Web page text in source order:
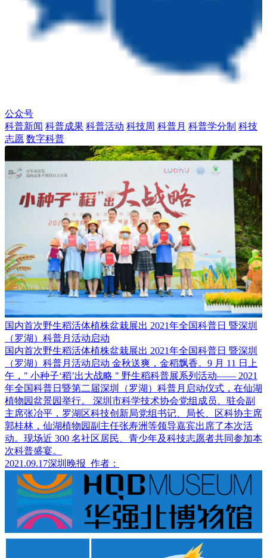
公众号
科普新闻 科普成果 科普活动 科技周 科普月 科普学分制 科技
志愿 数字科普
国内首次野生稻活体植株盆栽展出 2021年全国科普日 暨深圳
（罗湖）科普月活动启动
国内首次野生稻活体植株盆栽展出 2021年全国科普日 暨深圳
（罗湖）科普月活动启动 金秋送爽，金稻飘香。9 月 11 日上
午，" 小种子‘稻’出大战略 " 野生稻科普展系列活动—— 2021
年全国科普日暨第二届深圳（罗湖）科普月启动仪式，在仙湖
植物园盆景园举行。 深圳市科学技术协会党组成员、驻会副
主席张冶平，罗湖区科技创新局党组书记、局长、区科协主席
郭桂林，仙湖植物园副主任张寿洲等领导嘉宾出席了本次活
动。现场近 300 名社区居民、青少年及科技志愿者共同参加本
次科普盛宴。
2021.09.17深圳晚报 作者：